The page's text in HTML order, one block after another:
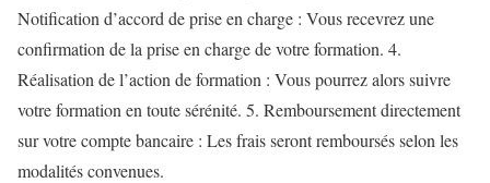
Notification d’accord de prise en charge : Vous recevrez une
confirmation de la prise en charge de votre formation. 4.
Réalisation de l’action de formation : Vous pourrez alors suivre
votre formation en toute sérénité. 5. Remboursement directement
sur votre compte bancaire : Les frais seront remboursés selon les
modalités convenues.